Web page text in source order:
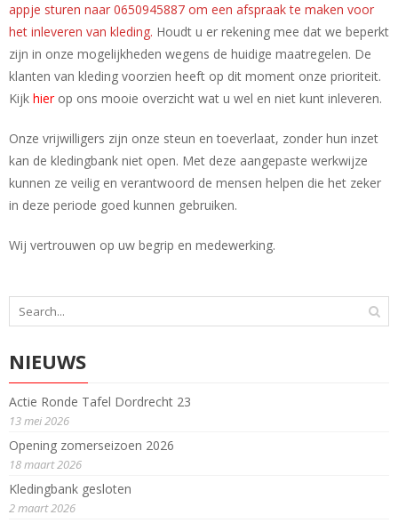
appje sturen naar 0650945887 om een afspraak te maken voor
het inleveren van kleding. Houdt u er rekening mee dat we beperkt
zijn in onze mogelijkheden wegens de huidige maatregelen. De
klanten van kleding voorzien heeft op dit moment onze prioriteit.
Kijk hierop ons mooie overzicht wat u wel en niet kunt inleveren.
Onze vrijwilligers zijn onze steun en toeverlaat, zonder hun inzet
kan de kledingbank niet open. Met deze aangepaste werkwijze
kunnen ze veilig en verantwoord de mensen helpen die het zeker
in deze periode goed kunnen gebruiken.
Wij vertrouwen op uw begrip en medewerking.
NIEUWS
Actie Ronde Tafel Dordrecht 23
13 mei 2026
Opening zomerseizoen 2026
18 maart 2026
Kledingbank gesloten
2 maart 2026